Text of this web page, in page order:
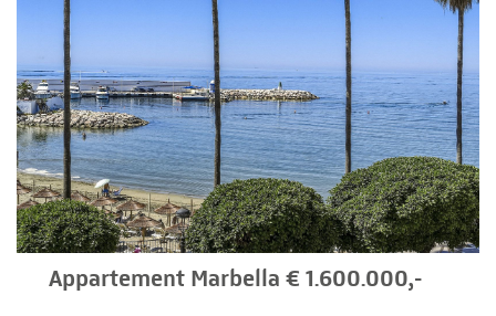
Appartement Marbella € 1.600.000,-